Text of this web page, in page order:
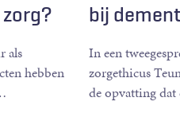
als
hebben
bij
In een
zorgethicus
de opvatting dat